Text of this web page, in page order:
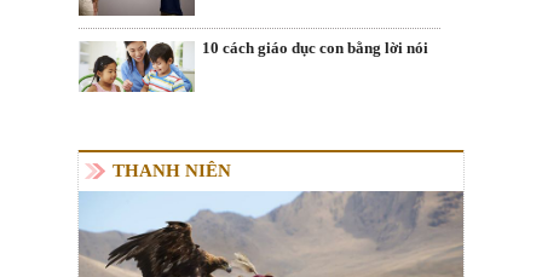
10 cách giáo dục con bằng lời nói
THANH NIÊN